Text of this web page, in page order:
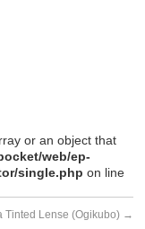
or an object that
web/ep-
single.php on line
Tinted Lense (Ogikubo) →